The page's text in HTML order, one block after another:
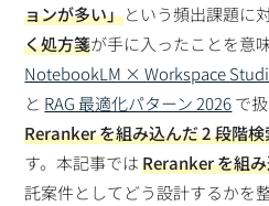
ョンが多い」という頻出課題に
く処方箋が手に入ったことを意
NotebookLM × Workspace
と RAG 最適化パターン 2026で
Reranker を組み込んだ 2 段階検
す。本記事ではReranker を組
託案件としてどう設計するかを整